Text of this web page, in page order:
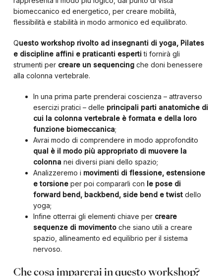
biomeccanico ed energetico, per creare mobilità,
flessibilità e stabilità in modo armonico ed equilibrato.
Questo workshop rivolto ad insegnanti di yoga, Pilates
e discipline affini e praticanti esperti ti fornirà gli
strumenti per creare un sequencingche doni benessere
alla colonna vertebrale.
In una prima parte prenderai coscienza – attraverso
esercizi pratici – delle principali parti anatomiche di
cui la colonna vertebrale è formata e della loro
funzione biomeccanica;
Avrai modo di comprendere in modo approfondito
qual è il modo più appropriato di muovere la
colonna nei diversi piani dello spazio;
Analizzeremo i movimenti di flessione, estensione
e torsioneper poi compararli con le pose di
forward bend, backbend, side bend e twistdello
yoga;
Infine otterrai gli elementi chiave per creare
sequenze di movimentoche siano utili a creare
spazio, allineamento ed equilibrio per il sistema
nervoso.
Che cosa imparerai in questo workshop?